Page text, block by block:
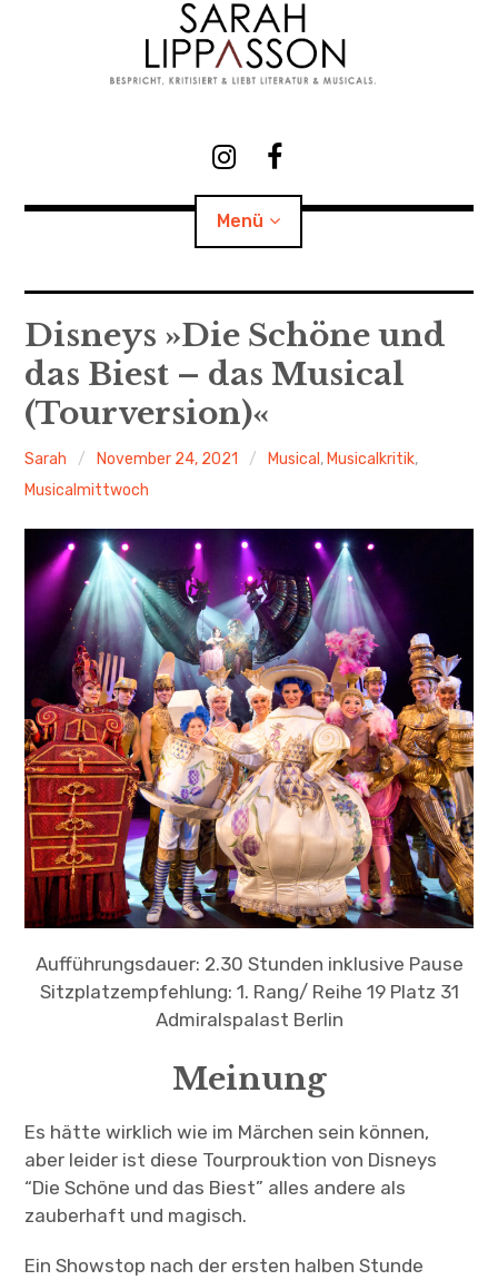
Sarah Lippasson
I
s
t
g
r
a
m
F
e
o
o
k
Menü
BÜCHER Child-
Menü
PORTFOLIO
THEATER
EVENTS
ÜBER Child-
TERMINE
Disneys »Die Schöne und
das Biest – das Musical
(Tourversion)«
Sarah November 24, 2021 Musical , Musicalkritik,
Musicalmittwoch
Aufführungsdauer: 2.30 Stunden inklusive Pause
Sitzplatzempfehlung: 1. Rang/ Reihe 19 Platz 31
Admiralspalast Berlin
Meinung
Es hätte wirklich wie im Märchen sein können,
aber leider ist diese Tourprouktion von Disneys
“Die Schöne und das Biest” alles andere als
zauberhaft und magisch.
Ein Showstop nach der ersten halben Stunde